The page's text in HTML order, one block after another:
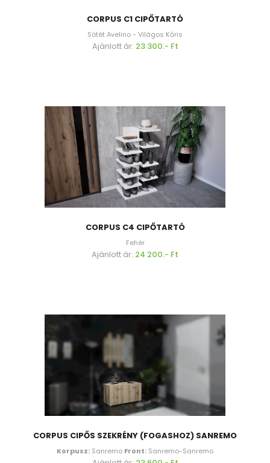
CORPUS C1 CIPŐTARTÓ
Sötét Avelino - Világos Kőris
Ajánlott ár: 23 300.- Ft
CORPUS C4 CIPŐTARTÓ
Fehér
Ajánlott ár: 24 200.- Ft
CORPUS CIPŐS SZEKRÉNY (FOGASHOZ) SANREMO
Korpusz: Sanremo Front: Sanremo-Sanremo